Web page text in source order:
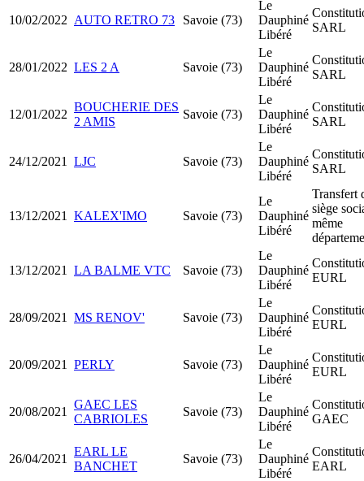
10/02/2022 AUTO RETRO 73 Savoie (73)
Le
Dauphiné
Libéré
SARL
28/01/2022 LES 2 A Savoie (73)
Le
Dauphiné
Libéré
SARL
12/01/2022
BOUCHERIE DES
2 AMIS
Savoie (73)
Le
Dauphiné
Libéré
SARL
24/12/2021 LJC Savoie (73)
Le
Dauphiné
Libéré
SARL
13/12/2021 KALEX'IMO Savoie (73)
Le
Dauphiné
Libéré
Transfert
siège
même
13/12/2021 LA BALME VTC Savoie (73)
Le
Dauphiné
Libéré
EURL
28/09/2021 MS RENOV' Savoie (73)
Le
Dauphiné
Libéré
EURL
20/09/2021 PERLY Savoie (73)
Le
Dauphiné
Libéré
EURL
20/08/2021
GAEC LES
CABRIOLES
Savoie (73)
Le
Dauphiné
Libéré
GAEC
26/04/2021
EARL LE
BANCHET
Savoie (73)
Le
Dauphiné
Libéré
EARL